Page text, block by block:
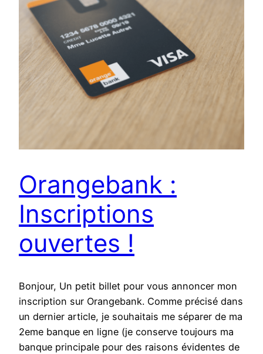
Orangebank :
Inscriptions
ouvertes !
Bonjour, Un petit billet pour vous annoncer mon
inscription sur Orangebank. Comme précisé dans
un dernier article, je souhaitais me séparer de ma
2eme banque en ligne (je conserve toujours ma
banque principale pour des raisons évidentes de